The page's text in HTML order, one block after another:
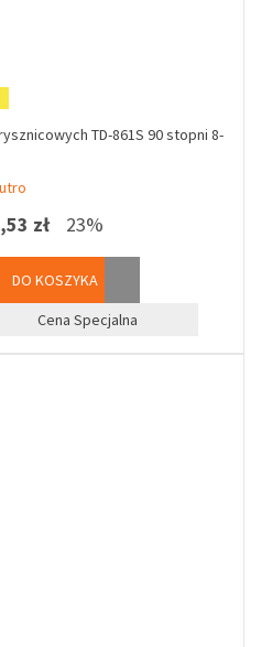
TD-861S 90 stopni 8-
zł 23%
DO KOSZYKA
Cena Specjalna